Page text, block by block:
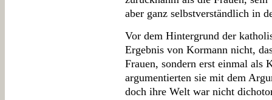
aber ganz selbstverständlich in
Vor dem Hintergrund der
Ergebnis von Kormann nicht,
Frauen, sondern erst einmal als
argumentierten sie mit dem
doch ihre Welt war nicht